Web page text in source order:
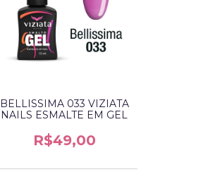
BELLISSIMA 033 VIZIATA
NAILS ESMALTE EM GEL
R$49,00